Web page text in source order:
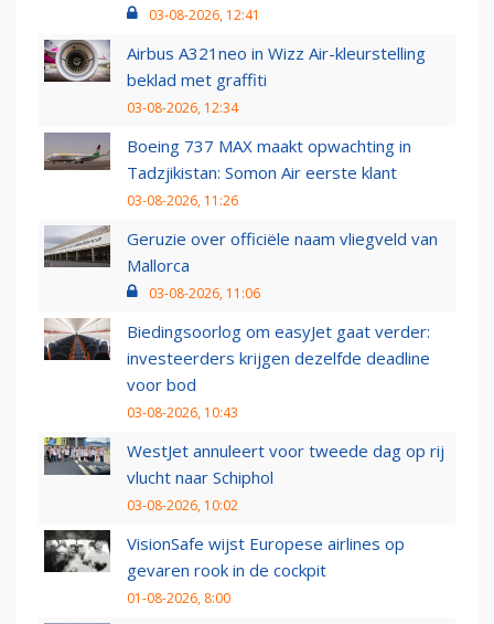
03-08-2026, 12:41
Airbus A321neo in Wizz Air-kleurstelling
beklad met graffiti
03-08-2026, 12:34
Boeing 737 MAX maakt opwachting in
Tadzjikistan: Somon Air eerste klant
03-08-2026, 11:26
Geruzie over officiële naam vliegveld van
Mallorca
03-08-2026, 11:06
Biedingsoorlog om easyJet gaat verder:
investeerders krijgen dezelfde deadline
voor bod
03-08-2026, 10:43
WestJet annuleert voor tweede dag op rij
vlucht naar Schiphol
03-08-2026, 10:02
VisionSafe wijst Europese airlines op
gevaren rook in de cockpit
01-08-2026, 8:00